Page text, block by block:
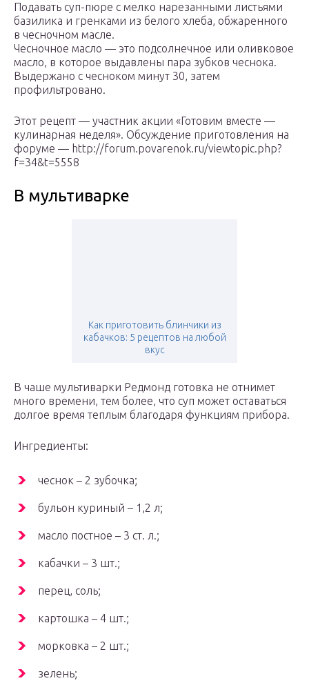
Подавать суп-пюре с мелко нарезанными листьями
базилика и гренками из белого хлеба, обжаренного
в чесночном масле.
Чесночное масло — это подсолнечное или оливковое
масло, в которое выдавлены пара зубков чеснока.
Выдержано с чесноком минут 30, затем
профильтровано.
Этот рецепт — участник акции «Готовим вместе —
кулинарная неделя». Обсуждение приготовления на
форуме — http://forum.povarenok.ru/viewtopic.php?
f=34&t=5558
В мультиварке
Как приготовить блинчики из
кабачков: 5 рецептов на любой
вкус
В чаше мультиварки Редмонд готовка не отнимет
много времени, тем более, что суп может оставаться
долгое время теплым благодаря функциям прибора.
Ингредиенты:
чеснок – 2 зубочка;
бульон куриный – 1,2 л;
масло постное – 3 ст. л.;
кабачки – 3 шт.;
перец, соль;
картошка – 4 шт.;
морковка – 2 шт.;
зелень;